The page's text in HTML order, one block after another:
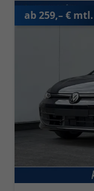
ab 259,– € mtl.